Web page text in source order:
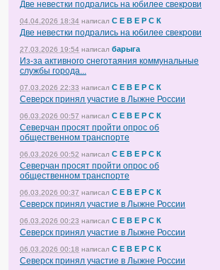
Две невестки подрались на юбилее свекрови
04.04.2026 18:34 написал С Е В Е Р С К
Две невестки подрались на юбилее свекрови
27.03.2026 19:54 написал барыга
Из-за активного снеготаяния коммунальные
службы города...
07.03.2026 22:33 написал С Е В Е Р С К
Северск принял участие в Лыжне России
06.03.2026 00:57 написал С Е В Е Р С К
Северчан просят пройти опрос об
общественном транспорте
06.03.2026 00:52 написал С Е В Е Р С К
Северчан просят пройти опрос об
общественном транспорте
06.03.2026 00:37 написал С Е В Е Р С К
Северск принял участие в Лыжне России
06.03.2026 00:23 написал С Е В Е Р С К
Северск принял участие в Лыжне России
06.03.2026 00:18 написал С Е В Е Р С К
Северск принял участие в Лыжне России